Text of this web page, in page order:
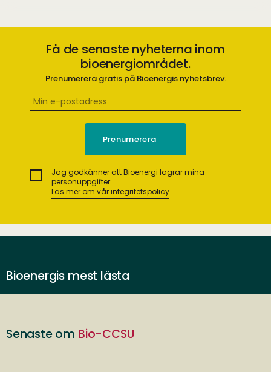
Få de senaste nyheterna inom
bioenergiområdet.
Prenumerera gratis på Bioenergis nyhetsbrev.
Jag godkänner att Bioenergi lagrar mina
personuppgifter.
Läs mer om vår integritetspolicy
Bioenergis mest lästa
Senaste om Bio-CCSU